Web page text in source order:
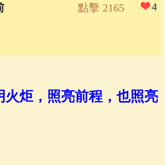
）感應錄
4
點擊 2165
炬，照亮前程，也照亮